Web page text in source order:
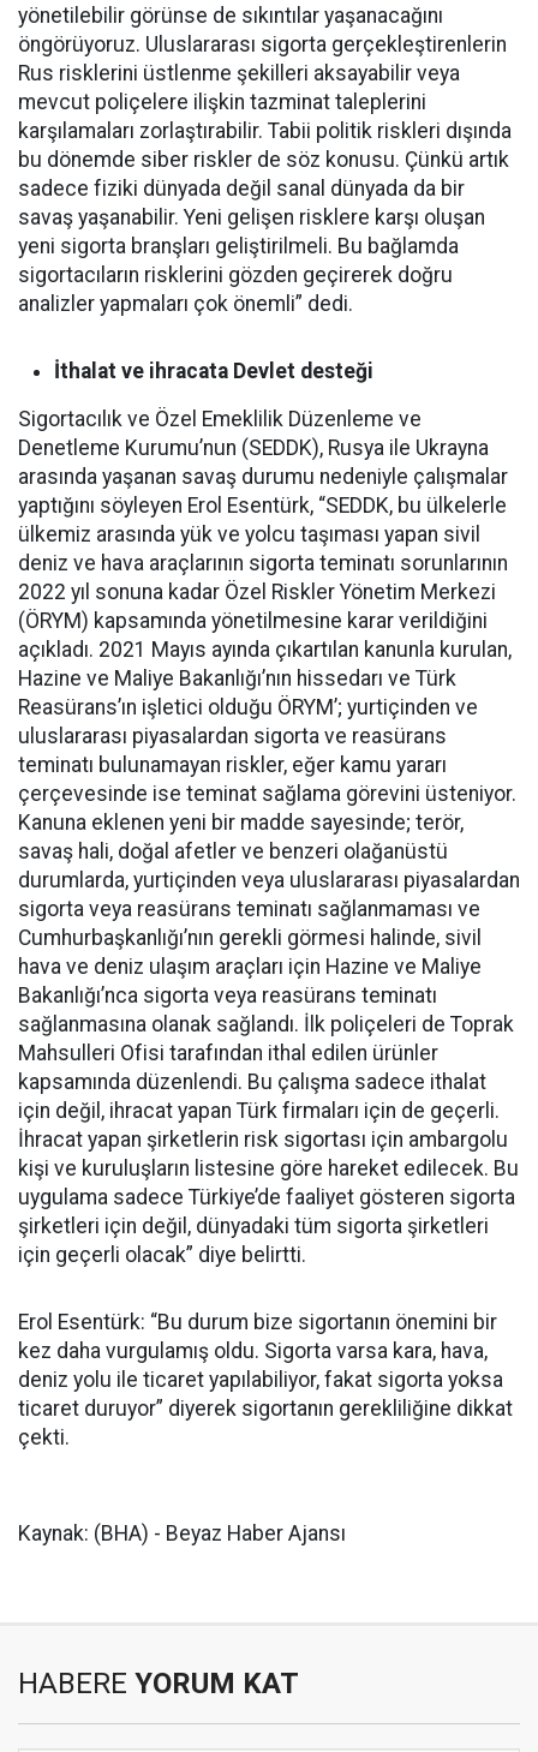
yönetilebilir görünse de sıkıntılar yaşanacağını
öngörüyoruz. Uluslararası sigorta gerçekleştirenlerin
Rus risklerini üstlenme şekilleri aksayabilir veya
mevcut poliçelere ilişkin tazminat taleplerini
karşılamaları zorlaştırabilir. Tabii politik riskleri dışında
bu dönemde siber riskler de söz konusu. Çünkü artık
sadece fiziki dünyada değil sanal dünyada da bir
savaş yaşanabilir. Yeni gelişen risklere karşı oluşan
yeni sigorta branşları geliştirilmeli. Bu bağlamda
sigortacıların risklerini gözden geçirerek doğru
analizler yapmaları çok önemli” dedi.
İthalat ve ihracata Devlet desteği
Sigortacılık ve Özel Emeklilik Düzenleme ve
Denetleme Kurumu’nun (SEDDK), Rusya ile Ukrayna
arasında yaşanan savaş durumu nedeniyle çalışmalar
yaptığını söyleyen Erol Esentürk, “SEDDK, bu ülkelerle
ülkemiz arasında yük ve yolcu taşıması yapan sivil
deniz ve hava araçlarının sigorta teminatı sorunlarının
2022 yıl sonuna kadar Özel Riskler Yönetim Merkezi
(ÖRYM) kapsamında yönetilmesine karar verildiğini
açıkladı. 2021 Mayıs ayında çıkartılan kanunla kurulan,
Hazine ve Maliye Bakanlığı’nın hissedarı ve Türk
Reasürans’ın işletici olduğu ÖRYM’; yurtiçinden ve
uluslararası piyasalardan sigorta ve reasürans
teminatı bulunamayan riskler, eğer kamu yararı
çerçevesinde ise teminat sağlama görevini üsteniyor.
Kanuna eklenen yeni bir madde sayesinde; terör,
savaş hali, doğal afetler ve benzeri olağanüstü
durumlarda, yurtiçinden veya uluslararası piyasalardan
sigorta veya reasürans teminatı sağlanmaması ve
Cumhurbaşkanlığı’nın gerekli görmesi halinde, sivil
hava ve deniz ulaşım araçları için Hazine ve Maliye
Bakanlığı’nca sigorta veya reasürans teminatı
sağlanmasına olanak sağlandı. İlk poliçeleri de Toprak
Mahsulleri Ofisi tarafından ithal edilen ürünler
kapsamında düzenlendi. Bu çalışma sadece ithalat
için değil, ihracat yapan Türk firmaları için de geçerli.
İhracat yapan şirketlerin risk sigortası için ambargolu
kişi ve kuruluşların listesine göre hareket edilecek. Bu
uygulama sadece Türkiye’de faaliyet gösteren sigorta
şirketleri için değil, dünyadaki tüm sigorta şirketleri
için geçerli olacak” diye belirtti.
Erol Esentürk: “Bu durum bize sigortanın önemini bir
kez daha vurgulamış oldu. Sigorta varsa kara, hava,
deniz yolu ile ticaret yapılabiliyor, fakat sigorta yoksa
ticaret duruyor” diyerek sigortanın gerekliliğine dikkat
çekti.
Kaynak: (BHA) - Beyaz Haber Ajansı
HABERE YORUM KAT